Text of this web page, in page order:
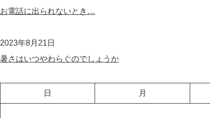
お電話に出られないとき…
2023年8月21日
暑さはいつやわらぐのでしょうか
日 月